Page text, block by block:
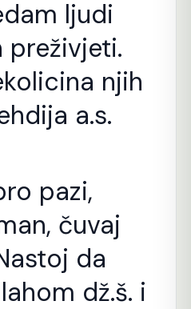
ljudi
preživjeti.
njih
a.s.
pazi,
čuvaj
da
dž.š. i